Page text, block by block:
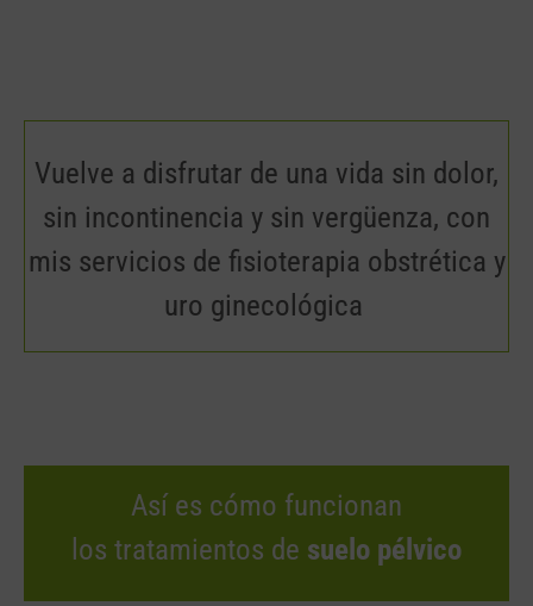
Vuelve a disfrutar de una vida sin dolor,
sin incontinencia y sin vergüenza, con
mis servicios de fisioterapia obstrética y
uro ginecológica
Así es cómo funcionan
los tratamientos de suelo pélvico